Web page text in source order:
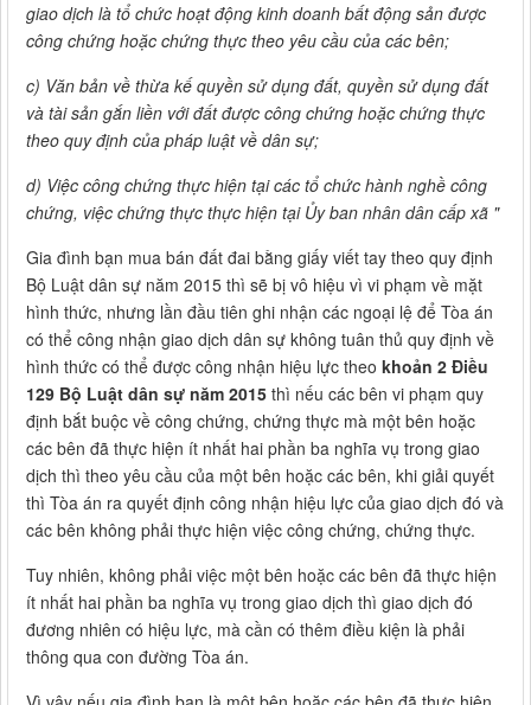
giao dịch là tổ chức hoạt động kinh doanh bất động sản được
công chứng hoặc chứng thực theo yêu cầu của các bên;
c) Văn bản về thừa kế quyền sử dụng đất, quyền sử dụng đất
và tài sản gắn liền với đất được công chứng hoặc chứng thực
theo quy định của pháp luật về dân sự;
d) Việc công chứng thực hiện tại các tổ chức hành nghề công
chứng, việc chứng thực thực hiện tại Ủy ban nhân dân cấp xã "
Gia đình bạn mua bán đất đai bằng giấy viết tay theo quy định
Bộ Luật dân sự năm 2015 thì sẽ bị vô hiệu vì vi phạm về mặt
hình thức, nhưng lần đầu tiên ghi nhận các ngoại lệ để Tòa án
có thể công nhận giao dịch dân sự không tuân thủ quy định về
hình thức có thể được công nhận hiệu lực theo khoản 2 Điều
129 Bộ Luật dân sự năm 2015 thì nếu các bên vi phạm quy
định bắt buộc về công chứng, chứng thực mà một bên hoặc
các bên đã thực hiện ít nhất hai phần ba nghĩa vụ trong giao
dịch thì theo yêu cầu của một bên hoặc các bên, khi giải quyết
thì Tòa án ra quyết định công nhận hiệu lực của giao dịch đó và
các bên không phải thực hiện việc công chứng, chứng thực.
Tuy nhiên, không phải việc một bên hoặc các bên đã thực hiện
ít nhất hai phần ba nghĩa vụ trong giao dịch thì giao dịch đó
đương nhiên có hiệu lực, mà cần có thêm điều kiện là phải
thông qua con đường Tòa án.